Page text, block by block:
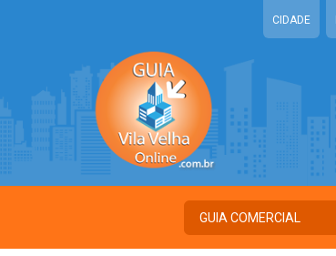
CIDADE